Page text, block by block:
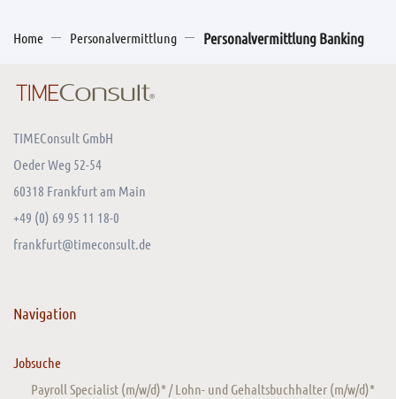
Home Personalvermittlung Personalvermittlung Banking
TIMEConsult GmbH
Oeder Weg 52-54
60318 Frankfurt am Main
+49 (0) 69 95 11 18-0
frankfurt@timeconsult.de
Navigation
Jobsuche
Payroll Specialist (m/w/d)* / Lohn- und Gehaltsbuchhalter (m/w/d)*